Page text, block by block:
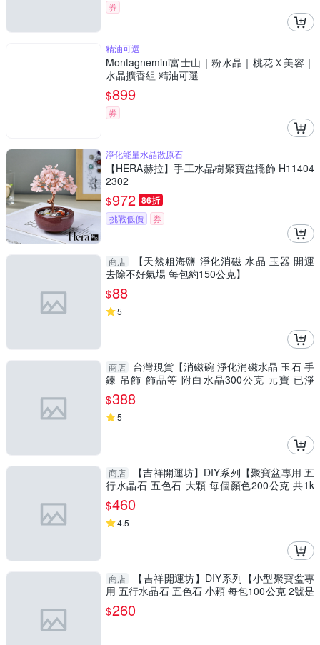
券
精油可選
Montagnemini富士山｜粉水晶｜桃花Ｘ美容｜
水晶擴香組 精油可選
$899
券
淨化能量水晶散原石
【HERA赫拉】手工水晶樹聚寶盆擺飾 H11404
2302
$972 86折
挑戰低價 券
商店
【天然粗海鹽 淨化消磁 水晶 玉器 開運
去除不好氣場 每包約150公克】
$88
5
商店
台灣現貨【消磁碗 淨化消磁水晶 玉石 手
鍊 吊飾 飾品等 附白水晶300公克 元寶 已淨
化】
$388
5
商店
【吉祥開運坊】DIY系列【聚寶盆專用 五
行水晶石 五色石 大顆 每個顏色200公克 共1k
g】已淨化
$460
4.5
商店
【吉祥開運坊】DIY系列【小型聚寶盆專
用 五行水晶石 五色石 小顆 每包100公克 2號是
粉色】已淨化
$260